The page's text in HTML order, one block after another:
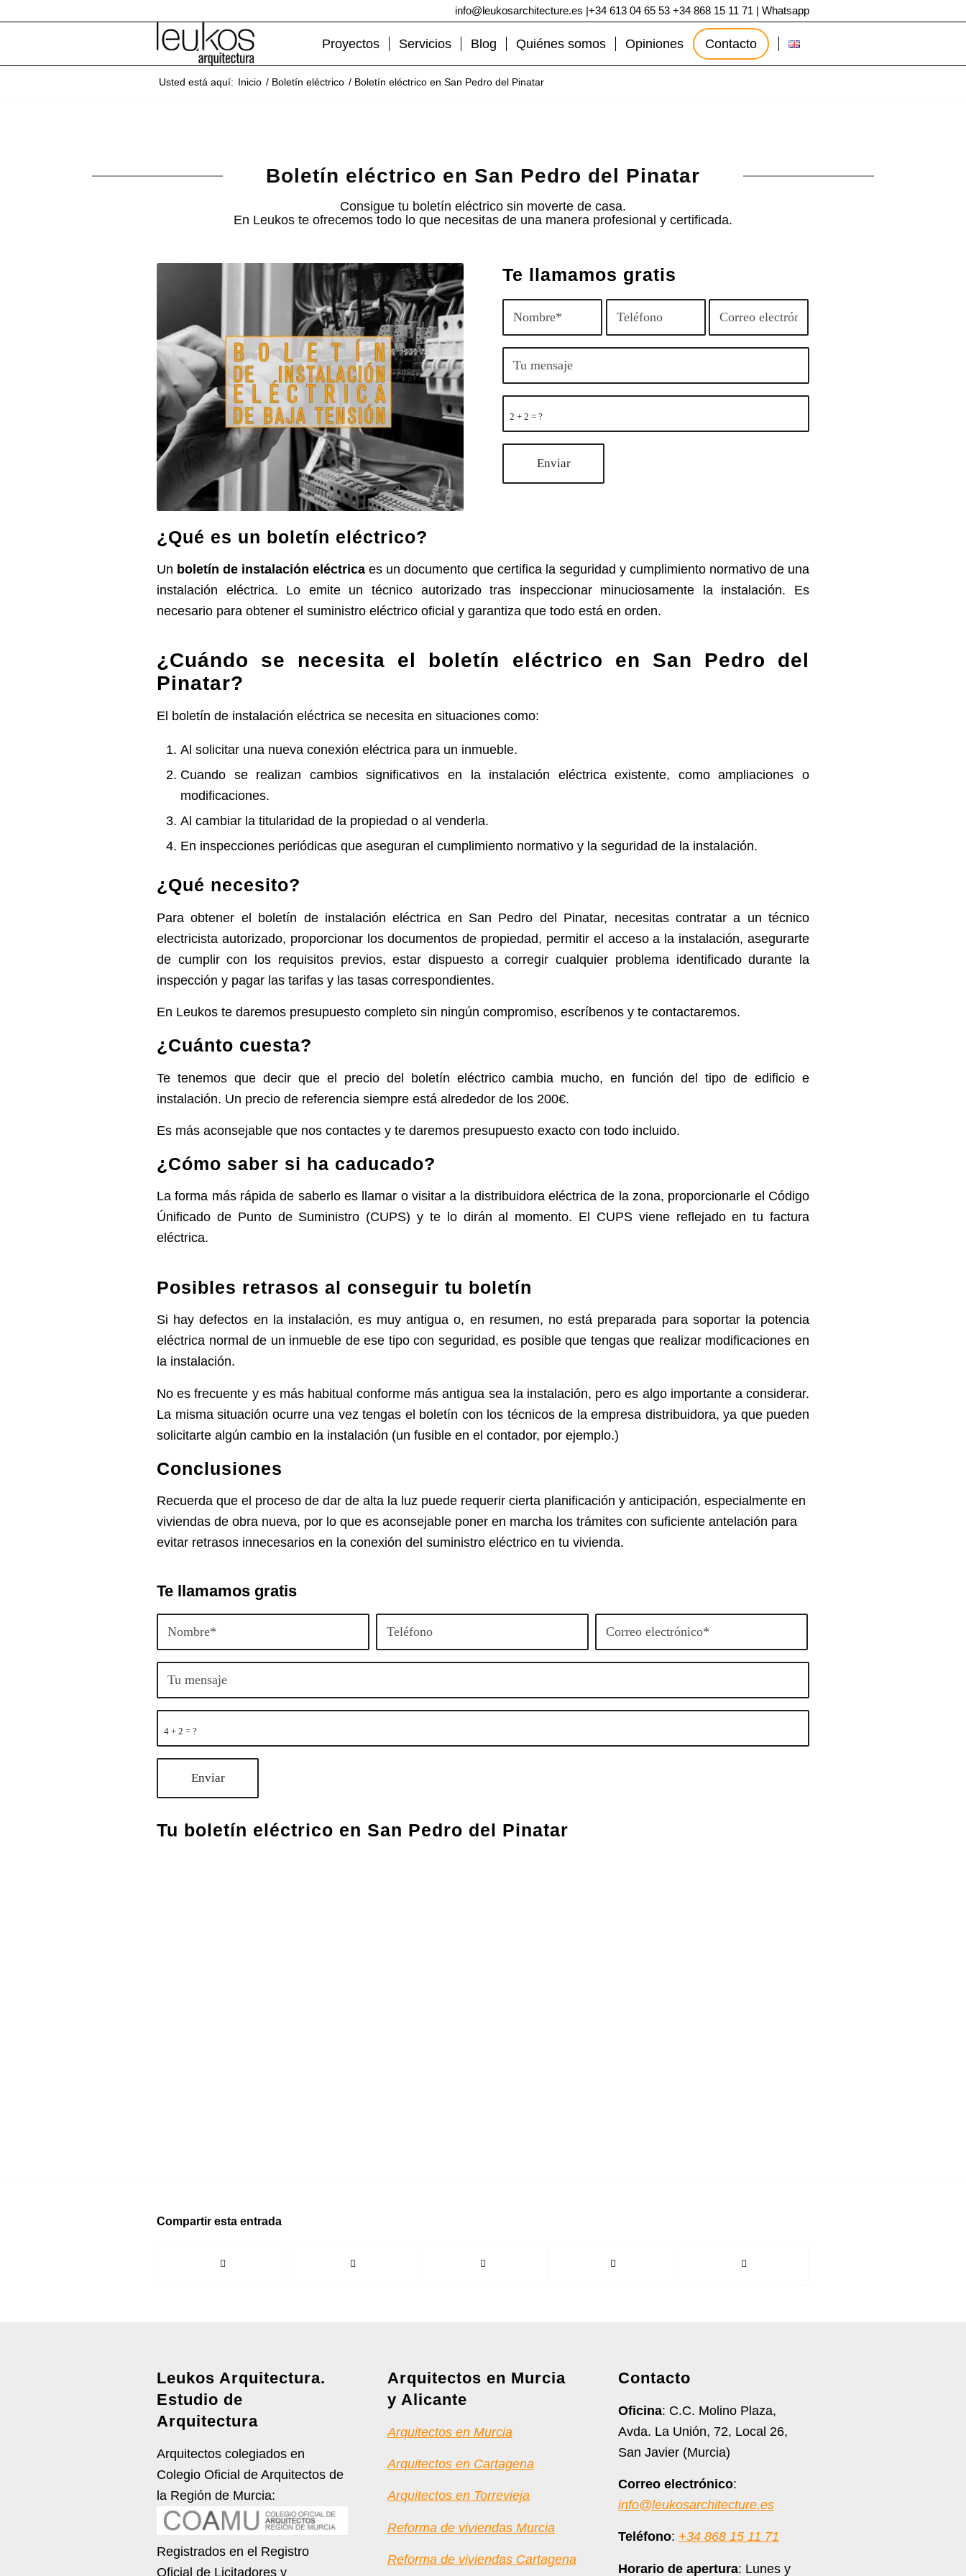
info@leukosarchitecture.es |+34 613 04 65 53 +34 868 15 11 71 | Whatsapp
Proyectos Servicios Blog Quiénes somos Opiniones Contacto
Usted está aquí: Inicio / Boletín eléctrico / Boletín eléctrico en San Pedro del Pinatar
Boletín eléctrico en San Pedro del Pinatar
Consigue tu boletín eléctrico sin moverte de casa.
En Leukos te ofrecemos todo lo que necesitas de una manera profesional y certificada.
Te llamamos gratis
2 + 2 = ?
¿Qué es un boletín eléctrico?
Un boletín de instalación eléctrica es un documento que certifica la seguridad y cumplimiento normativo de una
instalación eléctrica. Lo emite un técnico autorizado tras inspeccionar minuciosamente la instalación. Es
necesario para obtener el suministro eléctrico oficial y garantiza que todo está en orden.
¿Cuándo se necesita el boletín eléctrico en San Pedro del
Pinatar?
El boletín de instalación eléctrica se necesita en situaciones como:
Al solicitar una nueva conexión eléctrica para un inmueble.
Cuando se realizan cambios significativos en la instalación eléctrica existente, como ampliaciones o
modificaciones.
Al cambiar la titularidad de la propiedad o al venderla.
En inspecciones periódicas que aseguran el cumplimiento normativo y la seguridad de la instalación.
¿Qué necesito?
Para obtener el boletín de instalación eléctrica en San Pedro del Pinatar, necesitas contratar a un técnico
electricista autorizado, proporcionar los documentos de propiedad, permitir el acceso a la instalación, asegurarte
de cumplir con los requisitos previos, estar dispuesto a corregir cualquier problema identificado durante la
inspección y pagar las tarifas y las tasas correspondientes.
En Leukos te daremos presupuesto completo sin ningún compromiso, escríbenos y te contactaremos.
¿Cuánto cuesta?
Te tenemos que decir que el precio del boletín eléctrico cambia mucho, en función del tipo de edificio e
instalación. Un precio de referencia siempre está alrededor de los 200€.
Es más aconsejable que nos contactes y te daremos presupuesto exacto con todo incluido.
¿Cómo saber si ha caducado?
La forma más rápida de saberlo es llamar o visitar a la distribuidora eléctrica de la zona, proporcionarle el Código
Únificado de Punto de Suministro (CUPS) y te lo dirán al momento. El CUPS viene reflejado en tu factura
eléctrica.
Posibles retrasos al conseguir tu boletín
Si hay defectos en la instalación, es muy antigua o, en resumen, no está preparada para soportar la potencia
eléctrica normal de un inmueble de ese tipo con seguridad, es posible que tengas que realizar modificaciones en
la instalación.
No es frecuente y es más habitual conforme más antigua sea la instalación, pero es algo importante a considerar.
La misma situación ocurre una vez tengas el boletín con los técnicos de la empresa distribuidora, ya que pueden
solicitarte algún cambio en la instalación (un fusible en el contador, por ejemplo.)
Conclusiones
Recuerda que el proceso de dar de alta la luz puede requerir cierta planificación y anticipación, especialmente en
viviendas de obra nueva, por lo que es aconsejable poner en marcha los trámites con suficiente antelación para
evitar retrasos innecesarios en la conexión del suministro eléctrico en tu vivienda.
Te llamamos gratis
4 + 2 = ?
Tu boletín eléctrico en San Pedro del Pinatar
Compartir esta entrada
Leukos Arquitectura.
Estudio de
Arquitectura
Arquitectos colegiados en
Colegio Oficial de Arquitectos de
la Región de Murcia:
Registrados en el Registro
Oficial de Licitadores y
Arquitectos en Murcia
y Alicante
Arquitectos en Murcia
Arquitectos en Cartagena
Arquitectos en Torrevieja
Reforma de viviendas Murcia
Reforma de viviendas Cartagena
Contacto
Oficina: C.C. Molino Plaza,
Avda. La Unión, 72, Local 26,
San Javier (Murcia)
Correo electrónico:
info@leukosarchitecture.es
Teléfono: +34 868 15 11 71
Horario de apertura: Lunes y